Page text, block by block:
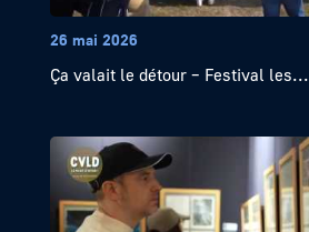
26 mai 2026
Ça valait le détour – Festival les...